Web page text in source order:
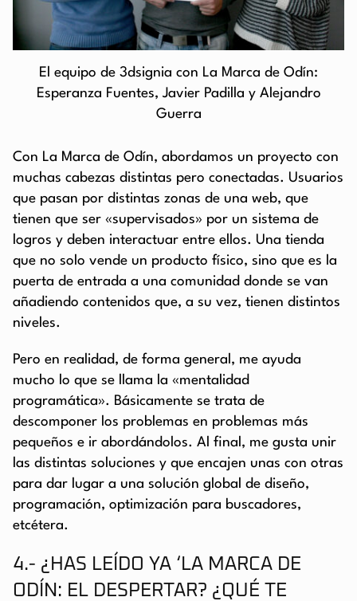
El equipo de 3dsignia con La Marca de Odín:
Esperanza Fuentes, Javier Padilla y Alejandro
Guerra
Con La Marca de Odín, abordamos un proyecto con
muchas cabezas distintas pero conectadas. Usuarios
que pasan por distintas zonas de una web, que
tienen que ser «supervisados» por un sistema de
logros y deben interactuar entre ellos. Una tienda
que no solo vende un producto físico, sino que es la
puerta de entrada a una comunidad donde se van
añadiendo contenidos que, a su vez, tienen distintos
niveles.
Pero en realidad, de forma general, me ayuda
mucho lo que se llama la «mentalidad
programática». Básicamente se trata de
descomponer los problemas en problemas más
pequeños e ir abordándolos. Al final, me gusta unir
las distintas soluciones y que encajen unas con otras
para dar lugar a una solución global de diseño,
programación, optimización para buscadores,
etcétera.
4.- ¿HAS LEÍDO YA ‘LA MARCA DE
ODÍN: EL DESPERTAR? ¿QUÉ TE